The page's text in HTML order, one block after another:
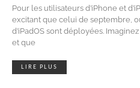
Pour les utilisateurs d’iPhone et
excitant que celui de septembre,
d’iPadOS sont déployées.
et que
LIRE PLUS